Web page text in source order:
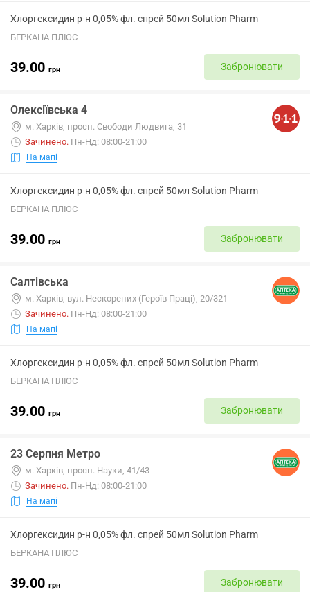
Хлоргексидин р-н 0,05% фл. спрей 50мл Solution Pharm
БЕРКАНА ПЛЮС
39.00 грн Забронювати
Олексіївська 4
м. Харків, просп. Свободи Людвига, 31
Зачинено. Пн-Нд: 08:00-21:00
На мапі
Хлоргексидин р-н 0,05% фл. спрей 50мл Solution Pharm
БЕРКАНА ПЛЮС
39.00 грн Забронювати
Салтівська
м. Харків, вул. Нескорених (Героїв Праці), 20/321
Зачинено. Пн-Нд: 08:00-21:00
На мапі
Хлоргексидин р-н 0,05% фл. спрей 50мл Solution Pharm
БЕРКАНА ПЛЮС
39.00 грн Забронювати
23 Серпня Метро
м. Харків, просп. Науки, 41/43
Зачинено. Пн-Нд: 08:00-21:00
На мапі
Хлоргексидин р-н 0,05% фл. спрей 50мл Solution Pharm
БЕРКАНА ПЛЮС
39.00 грн Забронювати